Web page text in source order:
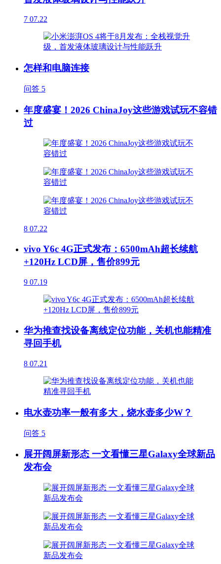
7 07.22
怎样和电脑连接
问答 5
年度盛宴！2026 ChinaJoy这些游戏试玩不容错
过
8 07.22
vivo Y6c 4G正式发布：6500mAh超长续航
+120Hz LCD屏，售价899元
9 07.19
华为推查找设备离线定位功能，关机也能精准
寻回手机
8 07.21
电水壶功率一般有多大，烧水壶多少W？
问答 5
展开阔屏新形态 一文看懂三星Galaxy全球新品
发布会